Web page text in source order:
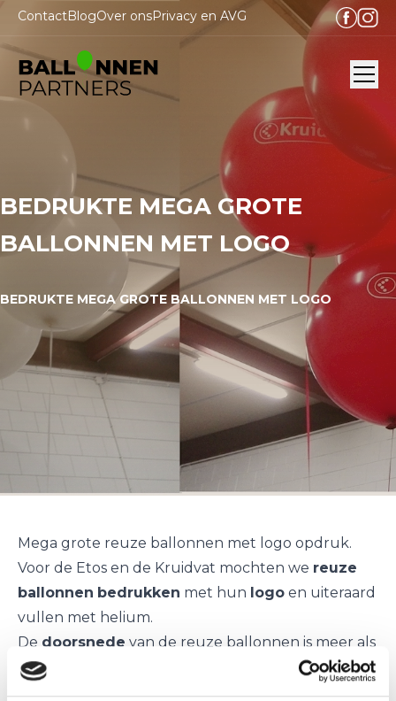
ContactBlogOver onsPrivacy en AVG
BEDRUKTE MEGA GROTE
BALLONNEN MET LOGO
BEDRUKTE MEGA GROTE BALLONNEN MET LOGO
Mega grote reuze ballonnen met logo opdruk.
Voor de Etos en de Kruidvat mochten we reuze
ballonnen bedrukken met hun logo en uiteraard
vullen met helium.
De doorsnede van de reuze ballonnen is meer als
één meter
Door de enorme grote van de ballonnen blijven